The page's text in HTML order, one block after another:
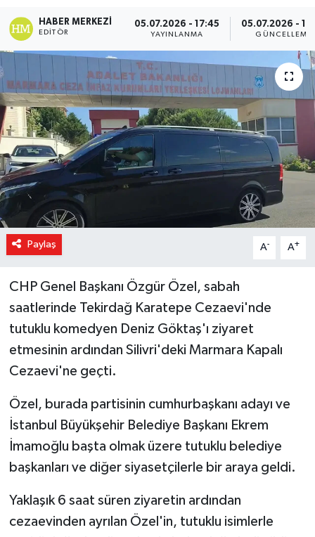
HABER MERKEZI
EDITÖR
05.07.2026 - 17:45
YAYINLANMA
05.07.2026 -
GÜNCELLEME
Paylaş A- A+
CHP Genel Başkanı Özgür Özel, sabah
saatlerinde Tekirdağ Karatepe Cezaevi'nde
tutuklu komedyen Deniz Göktaş'ı ziyaret
etmesinin ardından Silivri'deki Marmara Kapalı
Cezaevi'ne geçti.
Özel, burada partisinin cumhurbaşkanı adayı ve
İstanbul Büyükşehir Belediye Başkanı Ekrem
İmamoğlu başta olmak üzere tutuklu belediye
başkanları ve diğer siyasetçilerle bir araya geldi.
Yaklaşık 6 saat süren ziyaretin ardından
cezaevinden ayrılan Özel'in, tutuklu isimlerle
Genel
Gündem
Magazin
Özel Haber
Sağlık
Siyaset
Son Dakika
Son Dakika Haberleri
Haber Arşivi